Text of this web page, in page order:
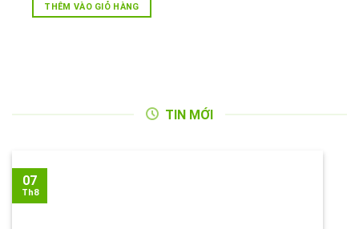
250.000VND.
THÊM VÀO GIỎ HÀNG
TIN MỚI
07
Th8